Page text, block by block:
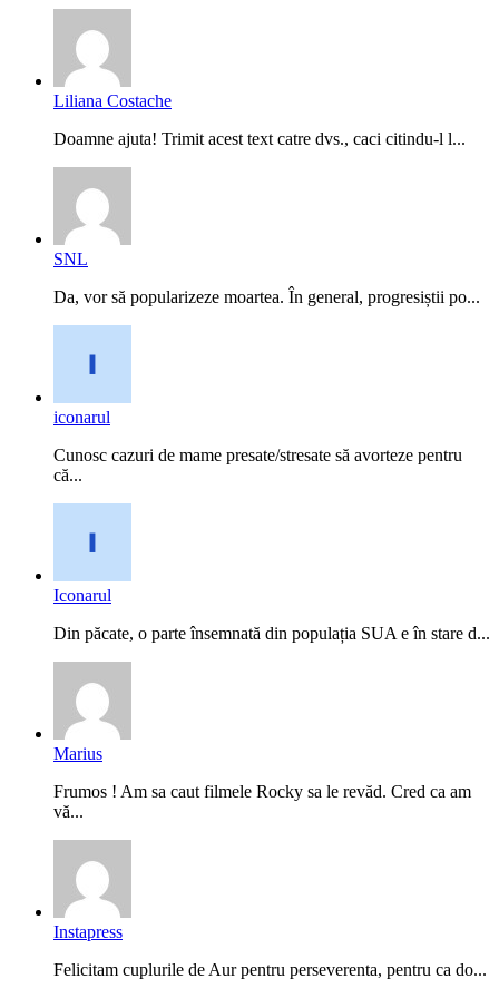
Liliana Costache
Doamne ajuta! Trimit acest text catre dvs., caci citindu-l l...
SNL
Da, vor să popularizeze moartea. În general, progresiștii po...
iconarul
Cunosc cazuri de mame presate/stresate să avorteze pentru
că...
Iconarul
Din păcate, o parte însemnată din populația SUA e în stare d...
Marius
Frumos ! Am sa caut filmele Rocky sa le revăd. Cred ca am
vă...
Instapress
Felicitam cuplurile de Aur pentru perseverenta, pentru ca do...